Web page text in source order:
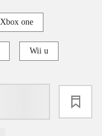
Xbox one
Wii u